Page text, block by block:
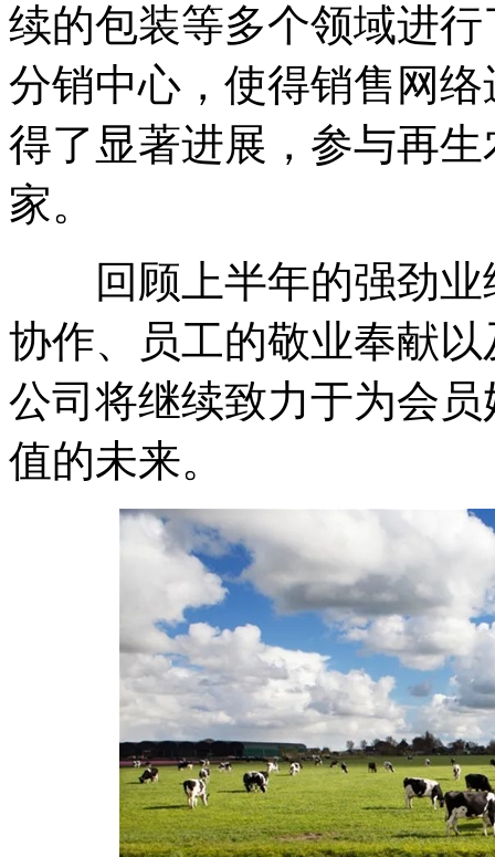
续的包装等多个领域进
分销中心，使得销售网
得了显著进展，参与再
家。
回顾上半年的强劲业
协作、员工的敬业奉献
公司将继续致力于为会
值的未来。